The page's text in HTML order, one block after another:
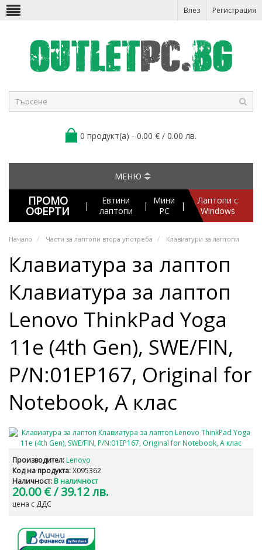
Влез Регистрация
0 продукт(а) - 0.00 € / 0.00 лв.
МЕНЮ
ПРОМО
ОФЕРТИ |
Евтини
лаптопи
|
Мини
PC
|
Лаптопи с
Windows
Начало Части за лаптопи втора употреба Клавиатури за лаптопи
Клавиатурa за лаптоп
Клавиатурa за лаптоп
Lenovo ThinkPad Yoga
11e (4th Gen), SWE/FIN,
P/N:01EP167, Original for
Notebook, А клас
Производител: Lenovo
Код на продукта:X095362
Наличност: В наличност
20.00 €/ 39.12 лв.
цена с ДДС